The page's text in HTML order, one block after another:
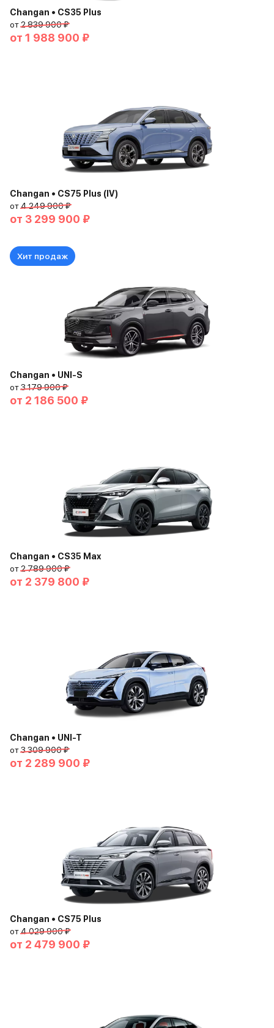
Changan • CS35 Plus
от2 839 900 ₽
от 1 988 900 ₽
Changan • CS75 Plus (IV)
от4 249 900 ₽
от 3 299 900 ₽
Хит продаж
Changan • UNI-S
от3 179 900 ₽
от 2 186 500 ₽
Changan • CS35 Max
от2 789 900 ₽
от 2 379 800 ₽
Changan • UNI-T
от3 309 900 ₽
от 2 289 900 ₽
Changan • CS75 Plus
от4 029 900 ₽
от 2 479 900 ₽